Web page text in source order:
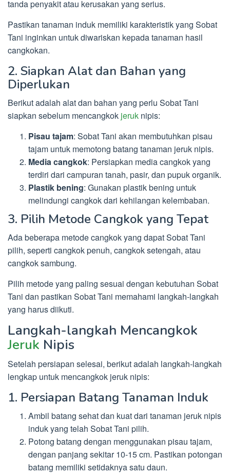
tanda penyakit atau kerusakan yang serius.
Pastikan tanaman induk memiliki karakteristik yang Sobat
Tani inginkan untuk diwariskan kepada tanaman hasil
cangkokan.
2. Siapkan Alat dan Bahan yang
Diperlukan
Berikut adalah alat dan bahan yang perlu Sobat Tani
siapkan sebelum mencangkok jeruk nipis:
Pisau tajam: Sobat Tani akan membutuhkan pisau
tajam untuk memotong batang tanaman jeruk nipis.
Media cangkok: Persiapkan media cangkok yang
terdiri dari campuran tanah, pasir, dan pupuk organik.
Plastik bening: Gunakan plastik bening untuk
melindungi cangkok dari kehilangan kelembaban.
3. Pilih Metode Cangkok yang Tepat
Ada beberapa metode cangkok yang dapat Sobat Tani
pilih, seperti cangkok penuh, cangkok setengah, atau
cangkok sambung.
Pilih metode yang paling sesuai dengan kebutuhan Sobat
Tani dan pastikan Sobat Tani memahami langkah-langkah
yang harus diikuti.
Langkah-langkah Mencangkok
Jeruk Nipis
Setelah persiapan selesai, berikut adalah langkah-langkah
lengkap untuk mencangkok jeruk nipis:
1. Persiapan Batang Tanaman Induk
Ambil batang sehat dan kuat dari tanaman jeruk nipis
induk yang telah Sobat Tani pilih.
Potong batang dengan menggunakan pisau tajam,
dengan panjang sekitar 10-15 cm. Pastikan potongan
batang memiliki setidaknya satu daun.